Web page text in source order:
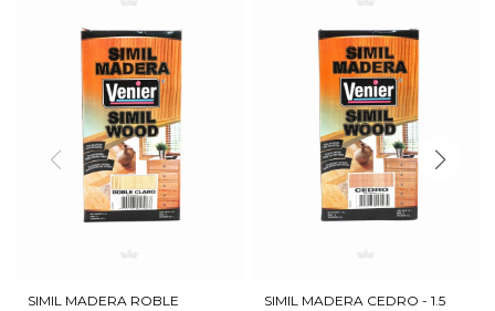
SIMIL MADERA ROBLE
SIMIL MADERA CEDRO - 1.5